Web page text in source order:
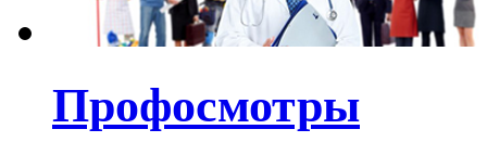
Профосмотры